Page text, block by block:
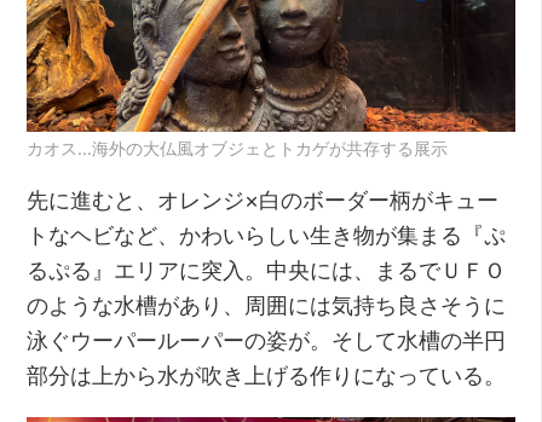
カオス…海外の大仏風オブジェとトカゲが共存する展示
先に進むと、オレンジ×白のボーダー柄がキュー
トなヘビなど、かわいらしい生き物が集まる『ぷ
るぷる』エリアに突入。中央には、まるでＵＦＯ
のような水槽があり、周囲には気持ち良さそうに
泳ぐウーパールーパーの姿が。そして水槽の半円
部分は上から水が吹き上げる作りになっている。